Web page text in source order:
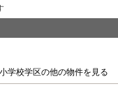
学校学区の他の物件を見る